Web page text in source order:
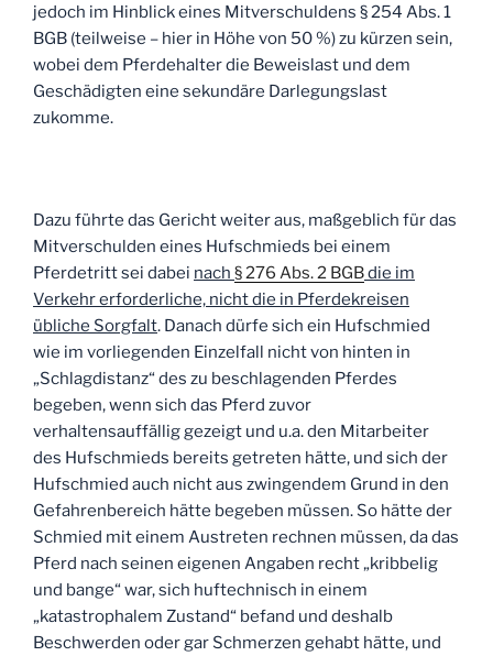
jedoch im Hinblick eines Mitverschuldens § 254 Abs. 1
BGB (teilweise – hier in Höhe von 50 %) zu kürzen sein,
wobei dem Pferdehalter die Beweislast und dem
Geschädigten eine sekundäre Darlegungslast
zukomme.
Dazu führte das Gericht weiter aus, maßgeblich für das
Mitverschulden eines Hufschmieds bei einem
Pferdetritt sei dabei nach § 276 Abs. 2 BGBdie im
Verkehr erforderliche, nicht die in Pferdekreisen
übliche Sorgfalt. Danach dürfe sich ein Hufschmied
wie im vorliegenden Einzelfall nicht von hinten in
„Schlagdistanz“ des zu beschlagenden Pferdes
begeben, wenn sich das Pferd zuvor
verhaltensauffällig gezeigt und u.a. den Mitarbeiter
des Hufschmieds bereits getreten hätte, und sich der
Hufschmied auch nicht aus zwingendem Grund in den
Gefahrenbereich hätte begeben müssen. So hätte der
Schmied mit einem Austreten rechnen müssen, da das
Pferd nach seinen eigenen Angaben recht „kribbelig
und bange“ war, sich huftechnisch in einem
„katastrophalem Zustand“ befand und deshalb
Beschwerden oder gar Schmerzen gehabt hätte, und